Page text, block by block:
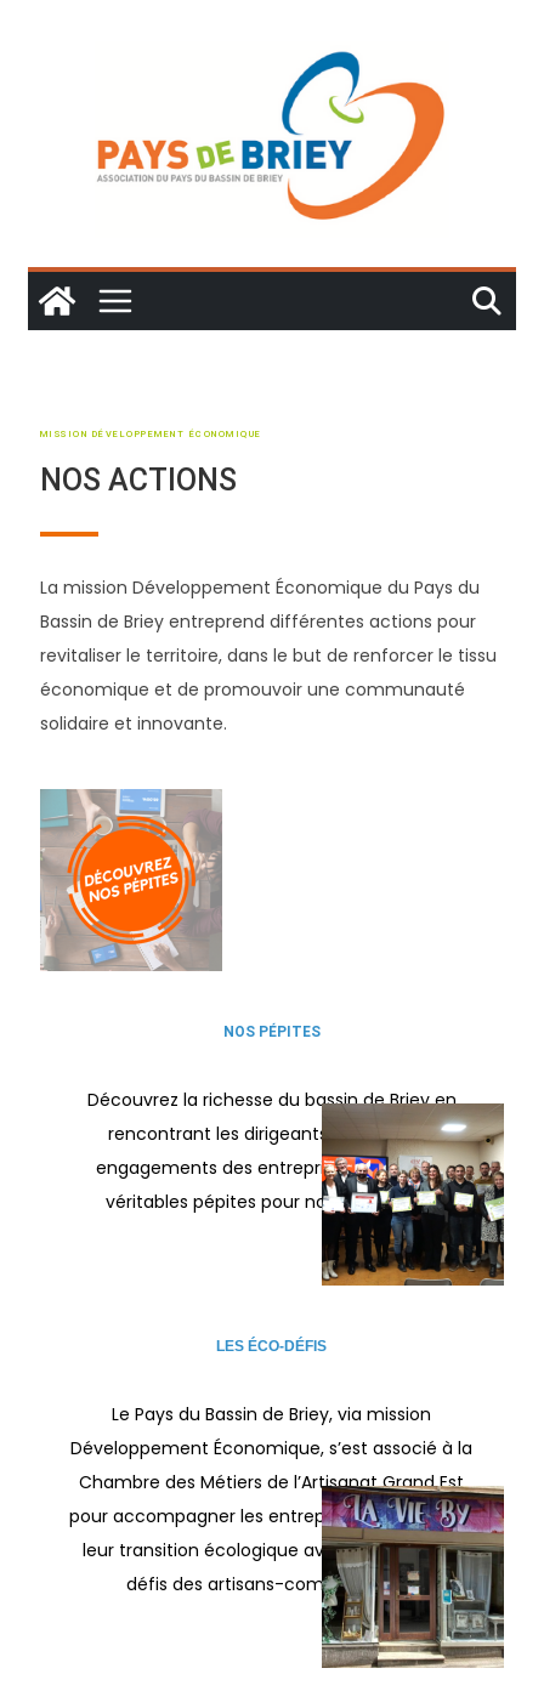
MISSION DÉVELOPPEMENT ÉCONOMIQUE
NOS ACTIONS
La mission Développement Économique du Pays du
Bassin de Briey entreprend différentes actions pour
revitaliser le territoire, dans le but de renforcer le tissu
économique et de promouvoir une communauté
solidaire et innovante.
NOS PÉPITES
Découvrez la richesse du bassin de Briey en
rencontrant les dirigeants, parcours et
engagements des entreprises locales. De
véritables pépites pour notre territoire !
LES ÉCO-DÉFIS
Le Pays du Bassin de Briey, via mission
Développement Économique, s’est associé à la
Chambre des Métiers de l’Artisanat Grand Est
pour accompagner les entreprises locales dans
leur transition écologique avec le label “Eco-
défis des artisans-commerçants”.